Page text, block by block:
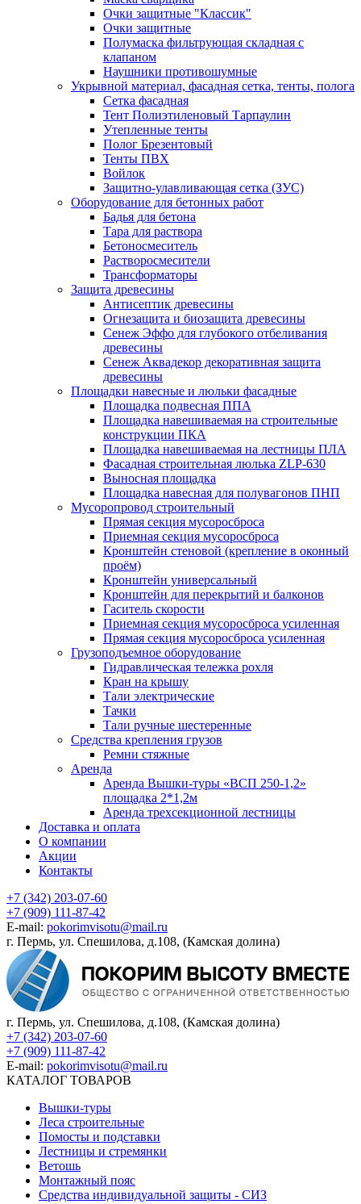
Очки защитные "Классик"
Очки защитные
Полумаска фильтрующая складная с
клапаном
Наушники противошумные
Укрывной материал, фасадная сетка, тенты, полога
Сетка фасадная
Тент Полиэтиленовый Тарпаулин
Утепленные тенты
Полог Брезентовый
Тенты ПВХ
Войлок
Защитно-улавливающая сетка (ЗУС)
Оборудование для бетонных работ
Бадья для бетона
Тара для раствора
Бетоносмеситель
Растворосмесители
Трансформаторы
Защита древесины
Антисептик древесины
Огнезащита и биозащита древесины
Сенеж Эффо для глубокого отбеливания
древесины
Сенеж Аквадекор декоративная защита
древесины
Площадки навесные и люльки фасадные
Площадка подвесная ППА
Площадка навешиваемая на строительные
конструкции ПКА
Площадка навешиваемая на лестницы ПЛА
Фасадная строительная люлька ZLP-630
Выносная площадка
Площадка навесная для полувагонов ПНП
Мусоропровод строительный
Прямая секция мусоросброса
Приемная секция мусоросброса
Кронштейн стеновой (крепление в оконный
проём)
Кронштейн универсальный
Кронштейн для перекрытий и балконов
Гаситель скорости
Приемная секция мусоросброса усиленная
Прямая секция мусоросброса усиленная
Грузоподъемное оборудование
Гидравлическая тележка рохля
Кран на крышу
Тали электрические
Тачки
Тали ручные шестеренные
Средства крепления грузов
Ремни стяжные
Аренда
Аренда Вышки-туры «ВСП 250-1,2»
площадка 2*1,2м
Аренда трехсекционной лестницы
Доставка и оплата
О компании
Акции
Контакты
+7 (342) 203-07-60
+7 (909) 111-87-42
E-mail: pokorimvisotu@mail.ru
г. Пермь, ул. Спешилова, д.108, (Камская долина)
г. Пермь, ул. Спешилова, д.108, (Камская долина)
+7 (342) 203-07-60
+7 (909) 111-87-42
E-mail: pokorimvisotu@mail.ru
КАТАЛОГ ТОВАРОВ
Вышки-туры
Леса строительные
Помосты и подставки
Лестницы и стремянки
Ветошь
Монтажный пояс
Средства индивидуальной защиты - СИЗ